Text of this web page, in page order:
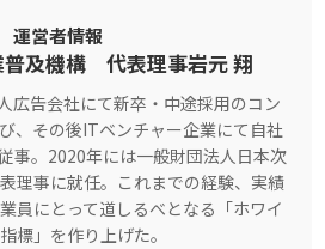
運営者情報
普及機構 代表理事岩元 翔
広告会社にて新卒・中途採用のコン
、その後ITベンチャー企業にて自社
事。2020年には一般財団法人日本次
理事に就任。これまでの経験、実績
員にとって道しるべとなる「ホワイ
標」を作り上げた。